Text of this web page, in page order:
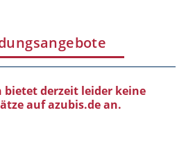
bietet derzeit leider keine
auf azubis.de an.